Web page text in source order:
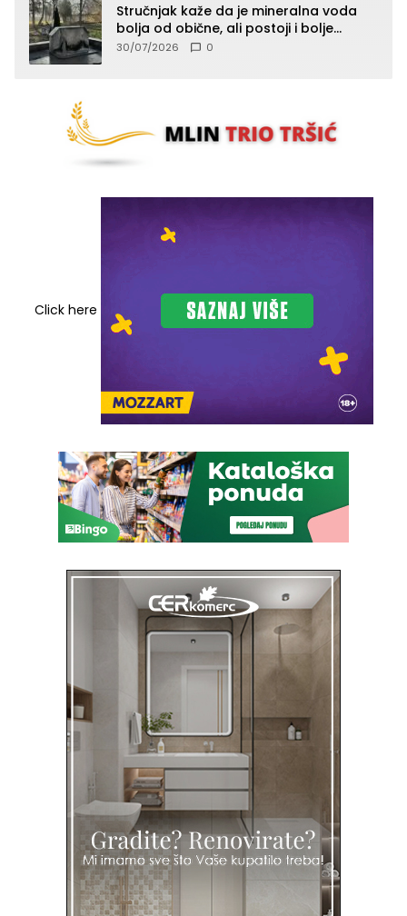
Stručnjak kaže da je mineralna voda
bolja od obične, ali postoji i bolje
rješenje
30/07/2026 0
Click here